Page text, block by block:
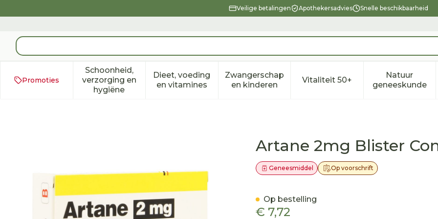
Veilige betalingen Apothekersadvies Snelle beschikbaarheid
Product, merk, categorie...
Promoties
Schoonheid,
verzorging en
hygiëne
Toon submenu voor Schoonheid, verzorging en hygiëne categorie
Dieet, voeding
en vitaminesToon submenu voor Dieet, voeding en vitamines categorie
Zwangerschap
en kinderenToon submenu voor Zwangerschap en
Vitaliteit 50+Toon submenu voor
Natuur
geneeskunde
Toon
Artane 2mg Blister Comp 50 X 2mgArtane 2mg Blister
Op voorschrift
Geneesmiddel
€ 7,72
Op bestelling